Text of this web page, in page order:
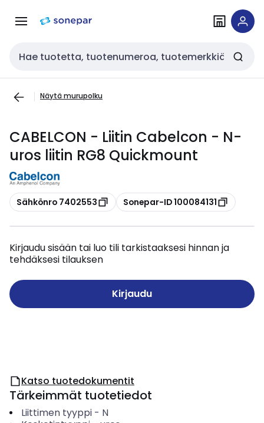
navigointiinsisältöön
Haku
Näytä murupolku
CABELCON - Liitin Cabelcon - N-
uros liitin RG8 Quickmount
Kopioi
Sähkönro 7402553 Kopioi
Sonepar-ID 100084131
Kirjaudu sisään tai luo tili tarkistaaksesi hinnan ja
tehdäksesi tilauksen
Kirjaudu
Katso tuotedokumentit
Tärkeimmät tuotetiedot
Liittimen tyyppi- N